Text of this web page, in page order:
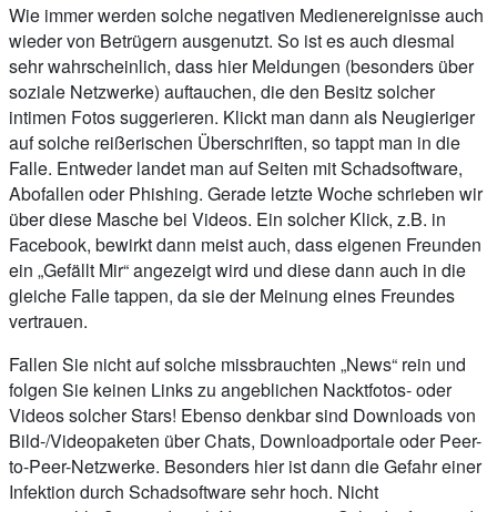
Wie immer werden solche negativen Medienereignisse auch
wieder von Betrügern ausgenutzt. So ist es auch diesmal
sehr wahrscheinlich, dass hier Meldungen (besonders über
soziale Netzwerke) auftauchen, die den Besitz solcher
intimen Fotos suggerieren. Klickt man dann als Neugieriger
auf solche reißerischen Überschriften, so tappt man in die
Falle. Entweder landet man auf Seiten mit Schadsoftware,
Abofallen oder Phishing. Gerade letzte Woche schrieben wir
über diese Masche bei Videos. Ein solcher Klick, z.B. in
Facebook, bewirkt dann meist auch, dass eigenen Freunden
ein „Gefällt Mir“ angezeigt wird und diese dann auch in die
gleiche Falle tappen, da sie der Meinung eines Freundes
vertrauen.
Fallen Sie nicht auf solche missbrauchten „News“ rein und
folgen Sie keinen Links zu angeblichen Nacktfotos- oder
Videos solcher Stars! Ebenso denkbar sind Downloads von
Bild-/Videopaketen über Chats, Downloadportale oder Peer-
to-Peer-Netzwerke. Besonders hier ist dann die Gefahr einer
Infektion durch Schadsoftware sehr hoch. Nicht